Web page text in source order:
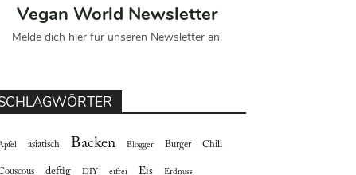
Vegan World Newsletter
Melde dich hier für unseren Newsletter an.
asiatisch Backen Blogger Burger Chili
deftig DIY eifrei Eis Erdnuss